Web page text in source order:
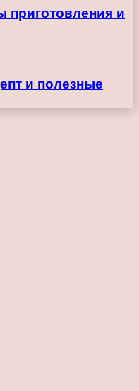
приготовления и
и полезные